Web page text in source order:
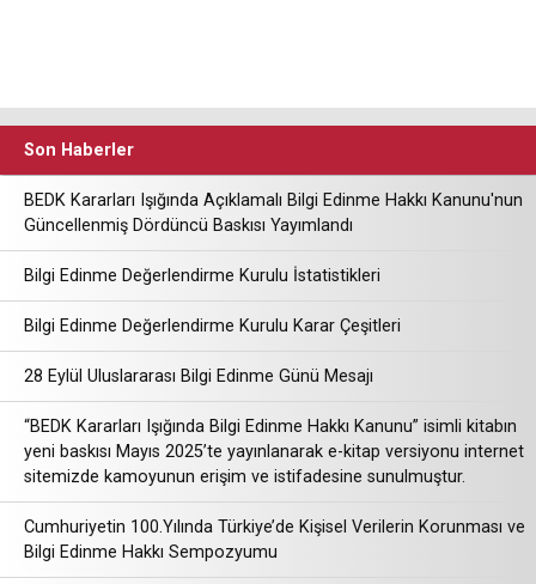
Son Haberler
BEDK Kararları Işığında Açıklamalı Bilgi Edinme Hakkı Kanunu'nun
Güncellenmiş Dördüncü Baskısı Yayımlandı
Bilgi Edinme Değerlendirme Kurulu İstatistikleri
Bilgi Edinme Değerlendirme Kurulu Karar Çeşitleri
28 Eylül Uluslararası Bilgi Edinme Günü Mesajı
“BEDK Kararları Işığında Bilgi Edinme Hakkı Kanunu” isimli kitabın
yeni baskısı Mayıs 2025’te yayınlanarak e-kitap versiyonu internet
sitemizde kamoyunun erişim ve istifadesine sunulmuştur.
Cumhuriyetin 100.Yılında Türkiye’de Kişisel Verilerin Korunması ve
Bilgi Edinme Hakkı Sempozyumu